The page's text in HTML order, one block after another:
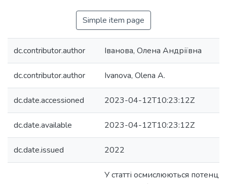
Simple item page
dc.contributor.author Іванова, Олена Андріївна
dc.contributor.author Ivanova, Olena A.
dc.date.accessioned 2023-04-12T10:23:12Z
dc.date.available 2023-04-12T10:23:12Z
dc.date.issued 2022
У статті осмислюються